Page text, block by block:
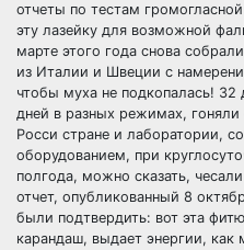
отчеты по тестам
эту лазейку для возможной
марте этого года снова
из Италии и Швеции с
чтобы муха не подкопалась! 32
дней в разных режимах,
Росси стране и лаборатории,
оборудованием, при
полгода, можно сказать,
отчет, опубликованный 8
были подтвердить: вот эта
карандаш, выдает энергии,